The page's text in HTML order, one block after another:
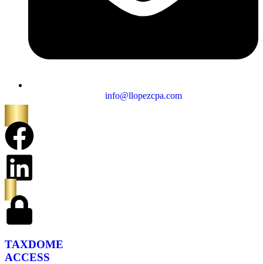
info@llopezcpa.com
TAXDOME
ACCESS